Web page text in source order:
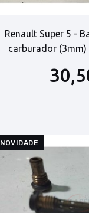
Renault Super 5 -
carburador (3mm)
NOVIDADE